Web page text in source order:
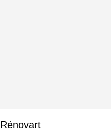
Rénovart